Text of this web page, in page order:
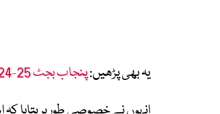
یہ بھی پڑھیں:پنجاب بجٹ 25-2024 : مریم صاحبہ! آپ نے ہمیں پتھر کے دور میں پہنچا دیا